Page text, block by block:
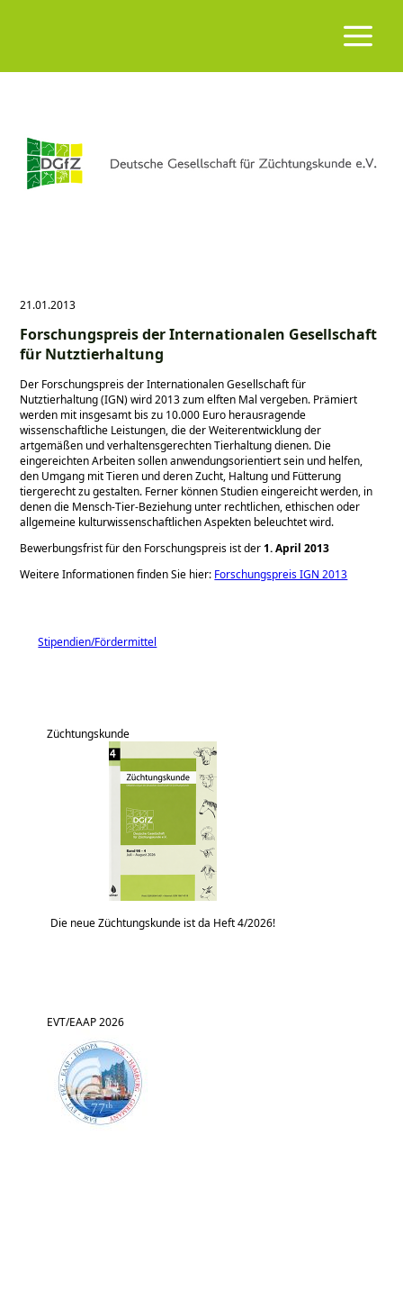
21.01.2013
Forschungspreis der Internationalen Gesellschaft
für Nutztierhaltung
Der Forschungspreis der Internationalen Gesellschaft für
Nutztierhaltung (IGN) wird 2013 zum elften Mal vergeben. Prämiert
werden mit insgesamt bis zu 10.000 Euro herausragende
wissenschaftliche Leistungen, die der Weiterentwicklung der
artgemäßen und verhaltensgerechten Tierhaltung dienen. Die
eingereichten Arbeiten sollen anwendungsorientiert sein und helfen,
den Umgang mit Tieren und deren Zucht, Haltung und Fütterung
tiergerecht zu gestalten. Ferner können Studien eingereicht werden, in
denen die Mensch-Tier-Beziehung unter rechtlichen, ethischen oder
allgemeine kulturwissenschaftlichen Aspekten beleuchtet wird.
Bewerbungsfrist für den Forschungspreis ist der1. April 2013
Weitere Informationen finden Sie hier: Forschungspreis IGN 2013
Stipendien/Fördermittel
Züchtungskunde
Die neue Züchtungskunde ist da Heft 4/2026!
EVT/EAAP 2026